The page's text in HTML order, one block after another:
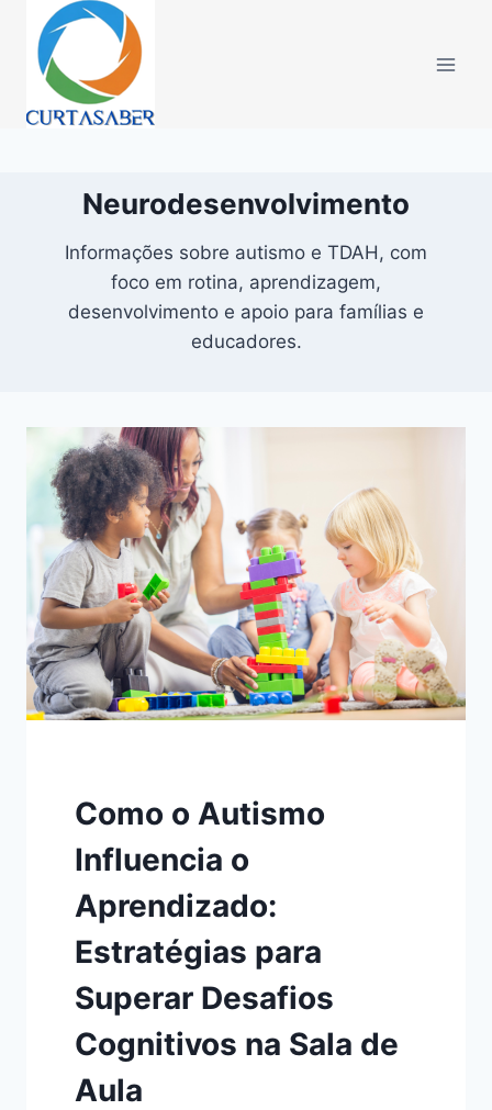
para
Conteúdo
Neurodesenvolvimento
Informações sobre autismo e TDAH, com
foco em rotina, aprendizagem,
desenvolvimento e apoio para famílias e
educadores.
Como o Autismo
Influencia o
Aprendizado:
Estratégias para
Superar Desafios
Cognitivos na Sala de
Aula